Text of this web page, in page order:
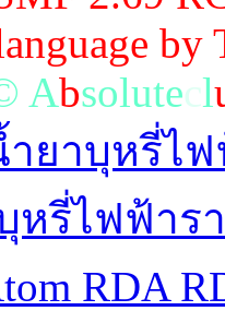
Absolutecl
ำยาบุหรี่ไ
หรี่ไฟฟ้าร
RDA